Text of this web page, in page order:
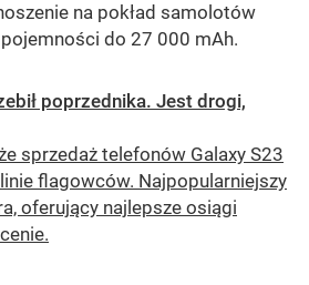
na pokład samolotów
do 27 000 mAh.
poprzednika. Jest drogi,
sprzedaż telefonów Galaxy S23
flagowców. Najpopularniejszy
oferujący najlepsze osiągi